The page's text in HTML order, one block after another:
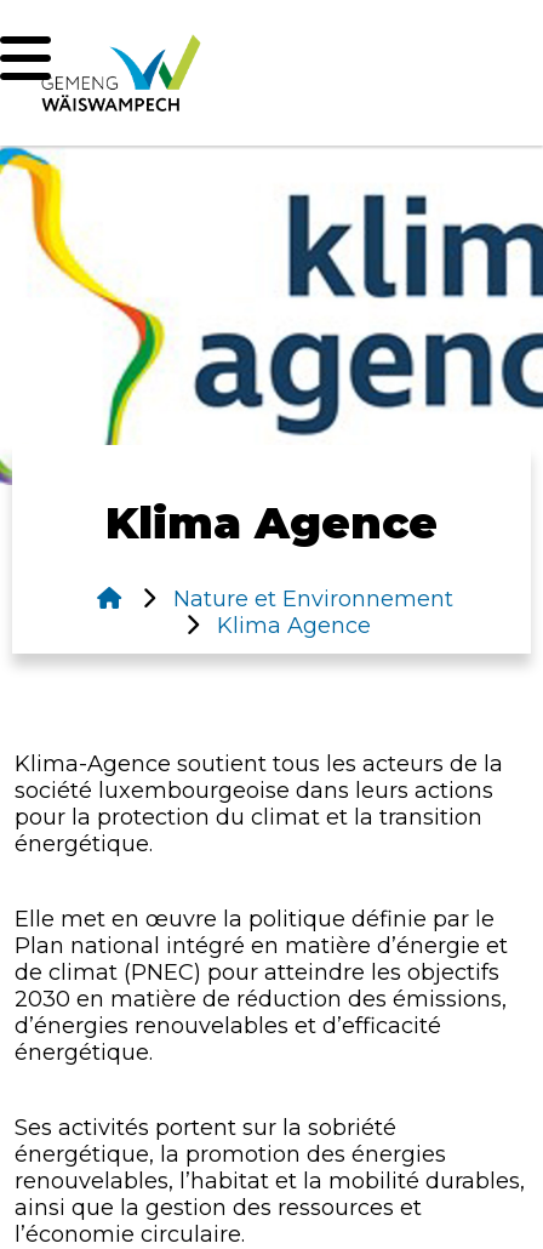
Klima Agence
Klima Agence
Nature et Environnement
Klima-Agence soutient tous les acteurs de la
société luxembourgeoise dans leurs actions
pour la protection du climat et la transition
énergétique.
Elle met en œuvre la politique définie par le
Plan national intégré en matière d’énergie et
de climat (PNEC) pour atteindre les objectifs
2030 en matière de réduction des émissions,
d’énergies renouvelables et d’efficacité
énergétique.
Ses activités portent sur la sobriété
énergétique, la promotion des énergies
renouvelables, l’habitat et la mobilité durables,
ainsi que la gestion des ressources et
l’économie circulaire.